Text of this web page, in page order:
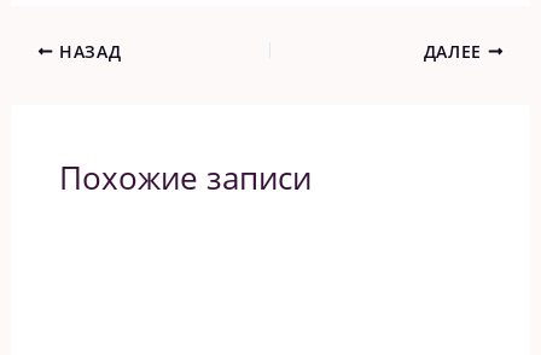
НАЗАД ДАЛЕЕ
Похожие записи